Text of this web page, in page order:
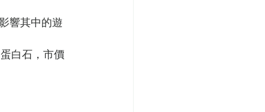
響其中的遊
白石，市價